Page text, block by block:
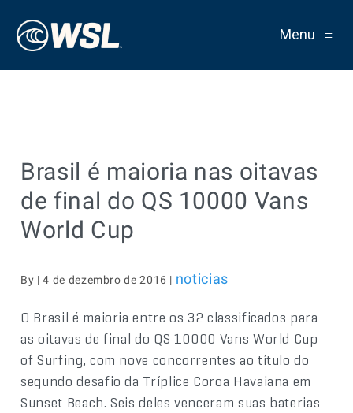
Menu ≡
Brasil é maioria nas oitavas
de final do QS 10000 Vans
World Cup
By | 4 de dezembro de 2016 | noticias
O Brasil é maioria entre os 32 classificados para
as oitavas de final do QS 10000 Vans World Cup
of Surfing, com nove concorrentes ao título do
segundo desafio da Tríplice Coroa Havaiana em
Sunset Beach. Seis deles venceram suas baterias